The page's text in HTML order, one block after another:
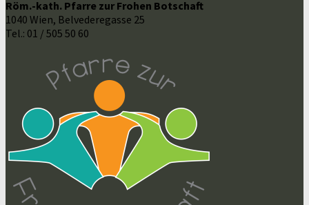
Röm.-kath. Pfarre zur Frohen Botschaft
1040 Wien, Belvederegasse 25
Tel.: 01 / 505 50 60